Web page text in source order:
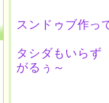
スンドゥブ作っ
タシダもいらず
がるぅ～